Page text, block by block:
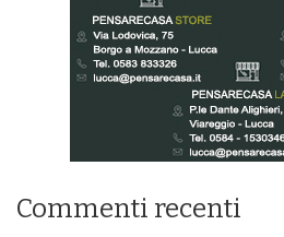
Commenti recenti